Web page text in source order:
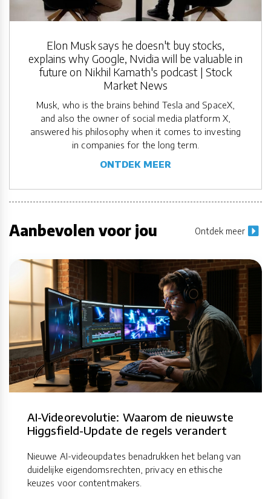
Elon Musk says he doesn't buy stocks,
explains why Google, Nvidia will be valuable in
future on Nikhil Kamath's podcast | Stock
Market News
Musk, who is the brains behind Tesla and SpaceX,
and also the owner of social media platform X,
answered his philosophy when it comes to investing
in companies for the long term.
ONTDEK MEER
Aanbevolen voor jou Ontdek meer
AI-Videorevolutie: Waarom de nieuwste
Higgsfield-Update de regels verandert
Nieuwe AI-videoupdates benadrukken het belang van
duidelijke eigendomsrechten, privacy en ethische
keuzes voor contentmakers.